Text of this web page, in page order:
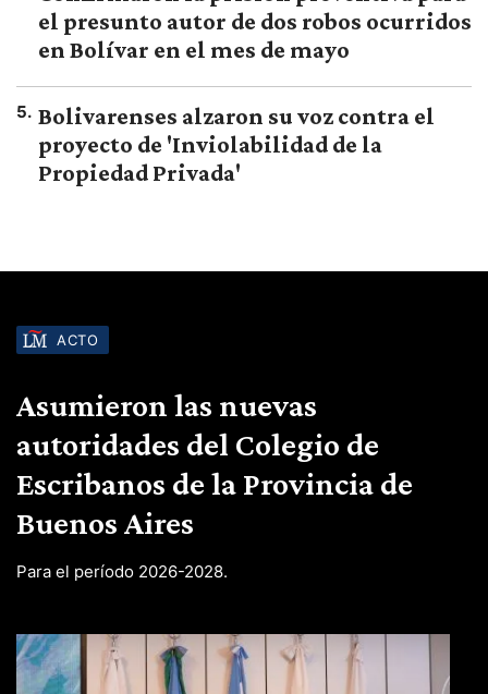
el presunto autor de dos robos ocurridos
en Bolívar en el mes de mayo
5. Bolivarenses alzaron su voz contra el
proyecto de 'Inviolabilidad de la
Propiedad Privada'
ACTO
Asumieron las nuevas
autoridades del Colegio de
Escribanos de la Provincia de
Buenos Aires
Para el período 2026-2028.